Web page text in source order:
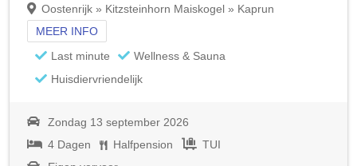
Oostenrijk » Kitzsteinhorn Maiskogel » Kaprun
MEER INFO
Last minute
Wellness & Sauna
Huisdiervriendelijk
Zondag 13 september 2026
4 Dagen
Halfpension
TUI